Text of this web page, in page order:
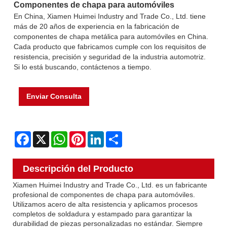
Componentes de chapa para automóviles
En China, Xiamen Huimei Industry and Trade Co., Ltd. tiene
más de 20 años de experiencia en la fabricación de
componentes de chapa metálica para automóviles en China.
Cada producto que fabricamos cumple con los requisitos de
resistencia, precisión y seguridad de la industria automotriz.
Si lo está buscando, contáctenos a tiempo.
Enviar Consulta
Facebook
X WhatsAppPinterestLinkedIn
Descripción del Producto
Xiamen Huimei Industry and Trade Co., Ltd. es un fabricante
profesional de componentes de chapa para automóviles.
Utilizamos acero de alta resistencia y aplicamos procesos
completos de soldadura y estampado para garantizar la
durabilidad de piezas personalizadas no estándar. Siempre